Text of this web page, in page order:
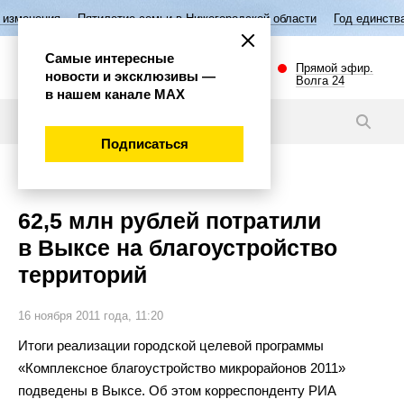
семьи в Нижегородской области Год единства народов
Прямой эфир.
Волга 24
62,5 млн рублей потратили
в Выксе на благоустройство
территорий
16 ноября 2011 года, 11:20
Итоги реализации городской целевой программы
«Комплексное благоустройство микрорайонов 2011»
подведены в Выксе. Об этом корреспонденту РИА
Самые интересные
новости и эксклюзивы —
в нашем канале МАХ
Подписаться